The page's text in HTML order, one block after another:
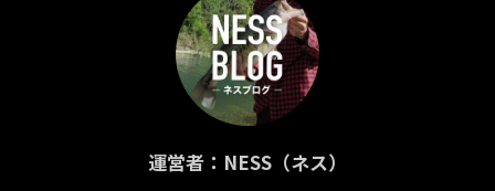
運営者：NESS（ネス）